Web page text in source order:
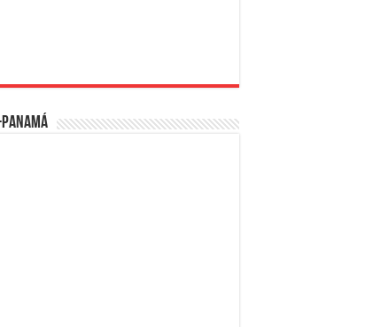
Panamá